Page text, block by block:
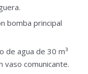
bomba principal
de agua de 30 m³
vaso comunicante.